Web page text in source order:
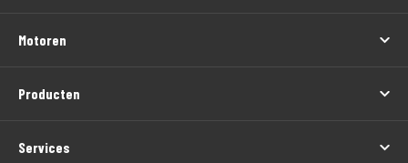
Motoren
Producten
Services